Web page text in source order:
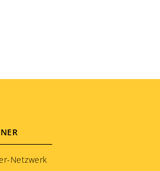
Netzwerk